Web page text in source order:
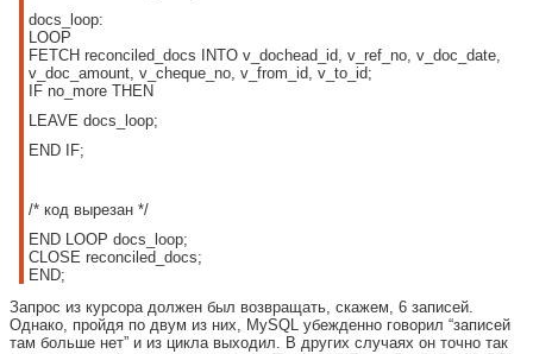
docs_loop:
LOOP
FETCH reconciled_docs INTO v_dochead_id, v_ref_no, v_doc_date,
v_doc_amount, v_cheque_no, v_from_id, v_to_id;
IF no_more THEN
LEAVE docs_loop;
END IF;
/* код вырезан */
END LOOP docs_loop;
CLOSE reconciled_docs;
END;
Запрос из курсора должен был возвращать, скажем, 6 записей.
Однако, пройдя по двум из них, MySQL убежденно говорил “записей
там больше нет” и из цикла выходил. В других случаях он точно так